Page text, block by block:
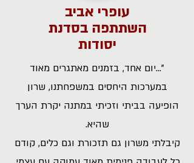
עופרי אביב
השתתפה בסדנת
יסודות
"...יום אחד, בזמנים מאתגרים מאוד
במערכות היחסים במשפחתנו, שרון
הופיעה בביתי וזכיתי במתנה יקרת הערך
שהיא.
קיבלתי משרון גם תזכורת וגם כלים, קודם